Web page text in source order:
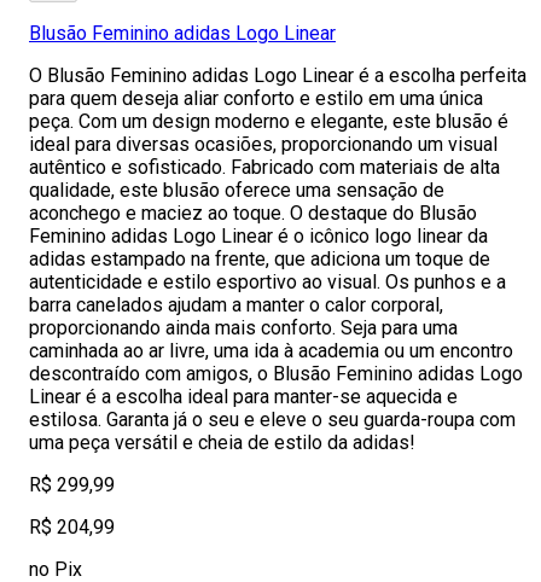
Blusão Feminino adidas Logo Linear
O Blusão Feminino adidas Logo Linear é a escolha perfeita
para quem deseja aliar conforto e estilo em uma única
peça. Com um design moderno e elegante, este blusão é
ideal para diversas ocasiões, proporcionando um visual
autêntico e sofisticado. Fabricado com materiais de alta
qualidade, este blusão oferece uma sensação de
aconchego e maciez ao toque. O destaque do Blusão
Feminino adidas Logo Linear é o icônico logo linear da
adidas estampado na frente, que adiciona um toque de
autenticidade e estilo esportivo ao visual. Os punhos e a
barra canelados ajudam a manter o calor corporal,
proporcionando ainda mais conforto. Seja para uma
caminhada ao ar livre, uma ida à academia ou um encontro
descontraído com amigos, o Blusão Feminino adidas Logo
Linear é a escolha ideal para manter-se aquecida e
estilosa. Garanta já o seu e eleve o seu guarda-roupa com
uma peça versátil e cheia de estilo da adidas!
R$ 299,99
R$ 204,99
no Pix